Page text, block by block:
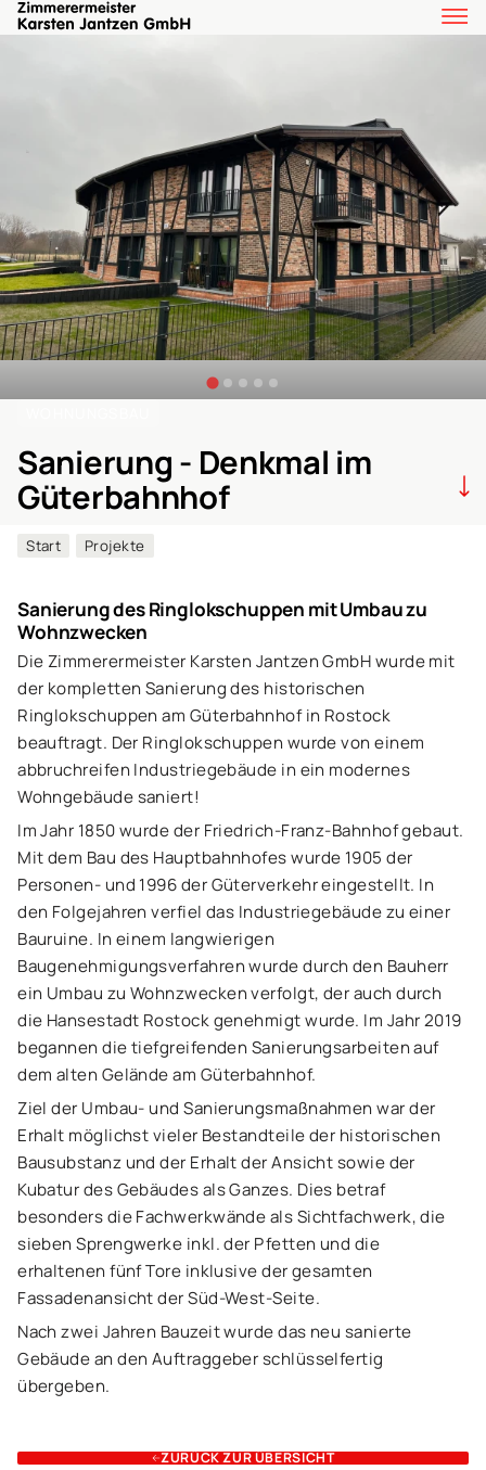
Sanierung - Denkmal im
Güterbahnhof
Start Projekte
Sanierung des Ringlokschuppen mit Umbau zu
Wohnzwecken
Die Zimmerermeister Karsten Jantzen GmbH wurde mit
der kompletten Sanierung des historischen
Ringlokschuppen am Güterbahnhof in Rostock
beauftragt. Der Ringlokschuppen wurde von einem
abbruchreifen Industriegebäude in ein modernes
Wohngebäude saniert!
Im Jahr 1850 wurde der Friedrich-Franz-Bahnhof gebaut.
Mit dem Bau des Hauptbahnhofes wurde 1905 der
Personen- und 1996 der Güterverkehr eingestellt. In
den Folgejahren verfiel das Industriegebäude zu einer
Bauruine. In einem langwierigen
Baugenehmigungsverfahren wurde durch den Bauherr
ein Umbau zu Wohnzwecken verfolgt, der auch durch
die Hansestadt Rostock genehmigt wurde. Im Jahr 2019
begannen die tiefgreifenden Sanierungsarbeiten auf
dem alten Gelände am Güterbahnhof.
Ziel der Umbau- und Sanierungsmaßnahmen war der
Erhalt möglichst vieler Bestandteile der historischen
Bausubstanz und der Erhalt der Ansicht sowie der
Kubatur des Gebäudes als Ganzes. Dies betraf
besonders die Fachwerkwände als Sichtfachwerk, die
sieben Sprengwerke inkl. der Pfetten und die
erhaltenen fünf Tore inklusive der gesamten
Fassadenansicht der Süd-West-Seite.
Nach zwei Jahren Bauzeit wurde das neu sanierte
Gebäude an den Auftraggeber schlüsselfertig
übergeben.
ZURÜCK ZUR ÜBERSICHT